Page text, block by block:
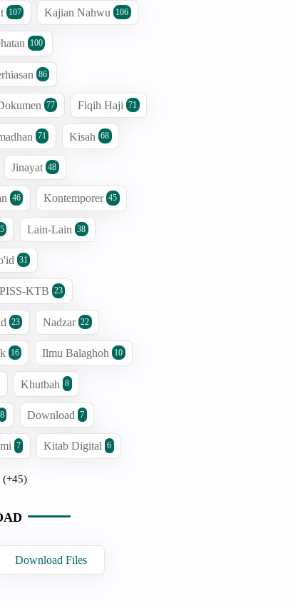
107 Kajian Nahwu 106
100
86
77 Fiqih Haji 71
71 Kisah 68
Jinayat 48
46 Kontemporer 45
Lain-Lain 38
31
KTB 23
23 Nadzar 22
16 Ilmu Balaghoh 10
Khutbah 8
8 Download 7
7 Kitab Digital 6
(+45)
Download Files